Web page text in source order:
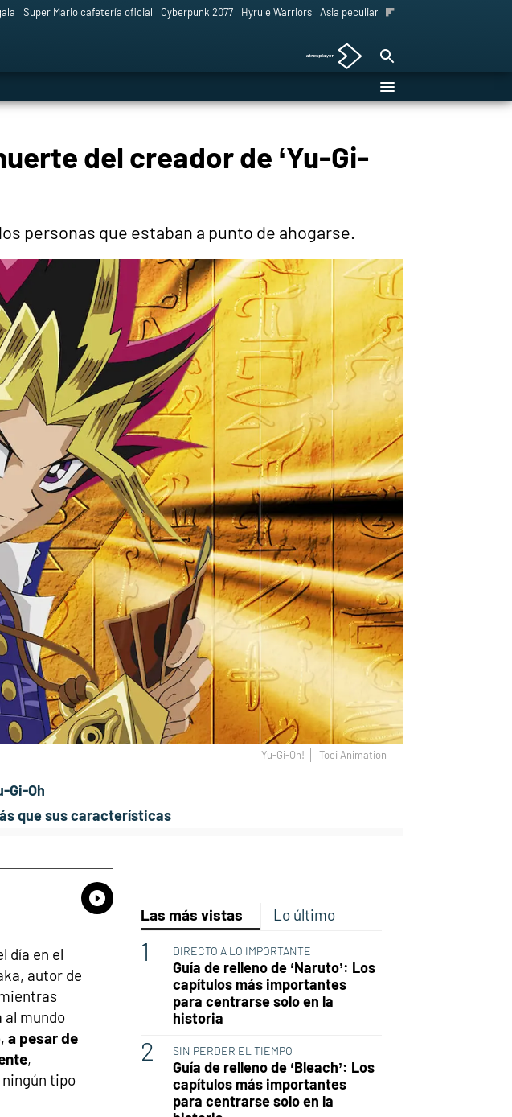
Super Mario cafetería oficial Cyberpunk 2077 Hyrule Warriors Asia peculiar tradición
del creador de ‘Yu-Gi-
personas que estaban a punto de ahogarse.
Yu-Gi-Oh! Toei Animation
Gi-Oh
que sus características
Whatsapp
Compartir
día en el
autor de
al mundo
a pesar de
,
tipo
Las más vistas Lo último
DIRECTO A LO IMPORTANTE
Guía de relleno de ‘Naruto’: Los
capítulos más importantes
para centrarse solo en la
historia
SIN PERDER EL TIEMPO
Guía de relleno de ‘Bleach’: Los
capítulos más importantes
para centrarse solo en la